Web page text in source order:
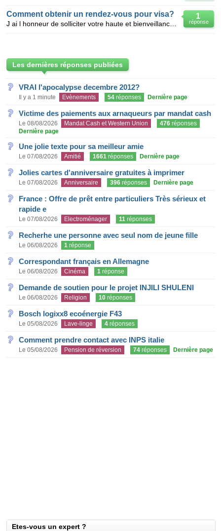
1
réponse
Comment obtenir un rendez-vous pour visa?
Les dernières réponses publiées
VRAI l'apocalypse decembre 2012?
Il y a 1 minute Evènements 54 réponses Dernière page
Victime des paiements aux arnaqueurs par mandat cash
Le 08/08/2026 Mandat Cash et Western Union 476 réponses
Dernière page
Une jolie texte pour sa meilleur amie
Le 07/08/2026 Amitié 1661 réponses Dernière page
Jolies cartes d'anniversaire gratuites à imprimer
Le 07/08/2026 Anniversaire 396 réponses Dernière page
France : Offre de prêt entre particuliers Très sérieux et
rapide e
Le 07/08/2026 Electroménager 11 réponses
Recherhe une personne avec seul nom de jeune fille
Le 06/08/2026 1 réponse
Correspondant français en Allemagne
Le 06/08/2026 Cinéma 1 réponse
Demande de soutien pour le projet INJILI SHULENI
Le 06/08/2026 Religion 10 réponses
Bosch logixx8 ecoénergie F43
Le 05/08/2026 Lave-linge 4 réponses
Comment prendre contact avec INPS italie
Le 05/08/2026 Pension de réversion 74 réponses Dernière page
Etes-vous un expert ?